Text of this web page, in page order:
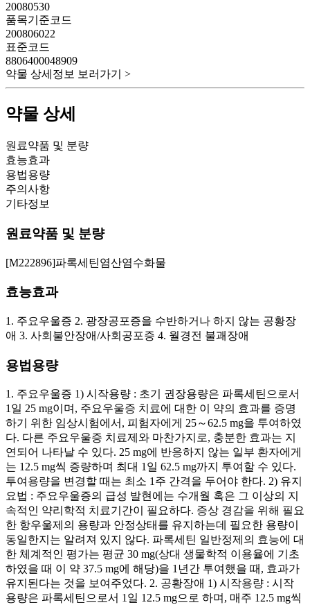
20080530
품목기준코드
200806022
표준코드
8806400048909
약물 상세정보 보러가기 >
약물 상세
원료약품 및 분량
효능효과
용법용량
주의사항
기타정보
원료약품 및 분량
[M222896]파록세틴염산염수화물
효능효과
1. 주요우울증 2. 광장공포증을 수반하거나 하지 않는 공황장
애 3. 사회불안장애/사회공포증 4. 월경전 불괘장애
용법용량
1. 주요우울증 1) 시작용량 : 초기 권장용량은 파록세틴으로서
1일 25 mg이며, 주요우울증 치료에 대한 이 약의 효과를 증명
하기 위한 임상시험에서, 피험자에게 25～62.5 mg을 투여하였
다. 다른 주요우울증 치료제와 마찬가지로, 충분한 효과는 지
연되어 나타날 수 있다. 25 mg에 반응하지 않는 일부 환자에게
는 12.5 mg씩 증량하며 최대 1일 62.5 mg까지 투여할 수 있다.
투여용량을 변경할 때는 최소 1주 간격을 두어야 한다. 2) 유지
요법 : 주요우울증의 급성 발현에는 수개월 혹은 그 이상의 지
속적인 약리학적 치료기간이 필요하다. 증상 경감을 위해 필요
한 항우울제의 용량과 안정상태를 유지하는데 필요한 용량이
동일한지는 알려져 있지 않다. 파록세틴 일반정제의 효능에 대
한 체계적인 평가는 평균 30 mg(상대 생물학적 이용율에 기초
하였을 때 이 약 37.5 mg에 해당)을 1년간 투여했을 때, 효과가
유지된다는 것을 보여주었다. 2. 공황장애 1) 시작용량 : 시작
용량은 파록세틴으로서 1일 12.5 mg으로 하며, 매주 12.5 mg씩